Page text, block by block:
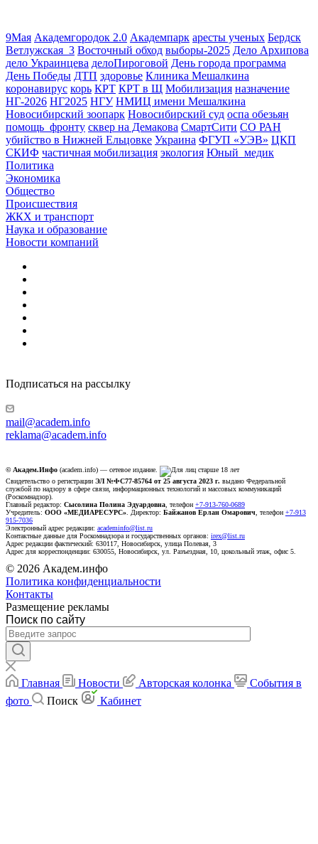
9Мая Академгородок 2.0 Академпарк аресты ученых Бердск
Ветлужская_3 Восточный обход выборы-2025 Дело Архипова
дело Украинцева делоПироговой День города программа
День Победы ДТП здоровье Клиника Мешалкина
коронавирус корь КРТ КРТ в Щ Мобилизация назначение
НГ-2026 НГ2025 НГУ НМИЦ имени Мешалкина
Новосибирский зоопарк Новосибирский суд оспа обезьян
помощь_фронту сквер на Демакова СмартСити СО РАН
убийство в Нижней Ельцовке Украина ФГУП «УЭВ» ЦКП
СКИФ частичная мобилизация экология Юный_медик
Политика
Экономика
Общество
Происшествия
ЖКХ и транспорт
Наука и образование
Новости компаний
Подписаться на рассылку
mail@academ.info
reklama@academ.info
© Академ.Инфо (academ.info) — сетевое издание.
Свидетельство о регистрации ЭЛ №ФС77-85764 от 25 августа 2023 г. выдано Федеральной
службой по надзору в сфере связи, информационных технологий и массовых коммуникаций
(Роскомнадзор).
Главный редактор: Сысолина Полина Эдуардовна , телефон +7-913-760-0689
Учредитель: ООО «МЕДИАРЕСУРС» . Директор: Байжанов Ерлан Омарович , телефон +7-913
915-7036
Электронный адрес редакции: academinfo@list.ru
Контактные данные для Роскомнадзора и государственных органов: irex@list.ru
Адрес редакции фактический: 630117, Новосибирск, улица Полевая, 3
Адрес для корреспонденции: 630055, Новосибирск, ул. Разъездная, 10, цокольный этаж, офис 5.
© 2026 Академ.инфо
Политика конфиденциальности
Контакты
Размещение рекламы
Поиск по сайту
Главная Новости Авторская колонка
События в
фото
Поиск Кабинет